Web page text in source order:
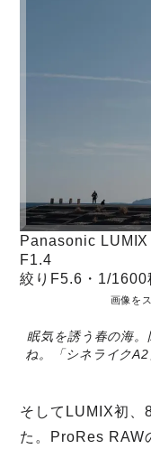
Panasonic
F1.4
絞りF5.6・1/1600
画像を
眠気を誘う春の海
ね。「シネライク
そしてLUMIX初、
た。ProRes RAW